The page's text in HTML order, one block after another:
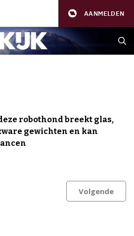
AANMELDEN
robothond breekt glas,
gewichten en kan
Volgende